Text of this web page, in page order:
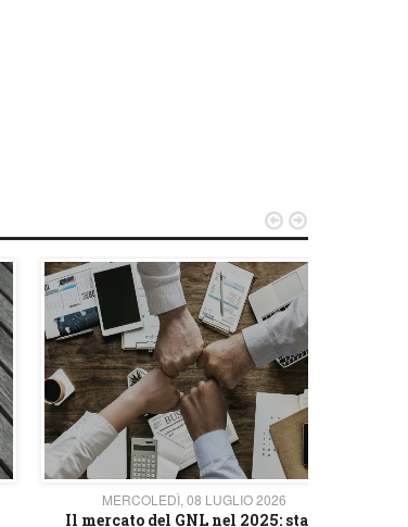
MERCOLEDÌ, 08 LUGLIO 2026
Il mercato del GNL nel 2025: stato
 